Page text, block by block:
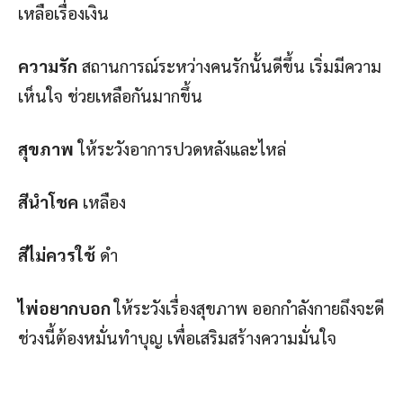
เหลือเรื่องเงิน
ความรัก สถานการณ์ระหว่างคนรักนั้นดีขึ้น เริ่มมีความ
เห็นใจ ช่วยเหลือกันมากขึ้น
สุขภาพ ให้ระวังอาการปวดหลังและไหล่
สีนำโชค เหลือง
สีไม่ควรใช้ ดำ
ไพ่อยากบอกให้ระวังเรื่องสุขภาพ ออกกำลังกายถึงจะดี
ช่วงนี้ต้องหมั่นทำบุญ เพื่อเสริมสร้างความมั่นใจ